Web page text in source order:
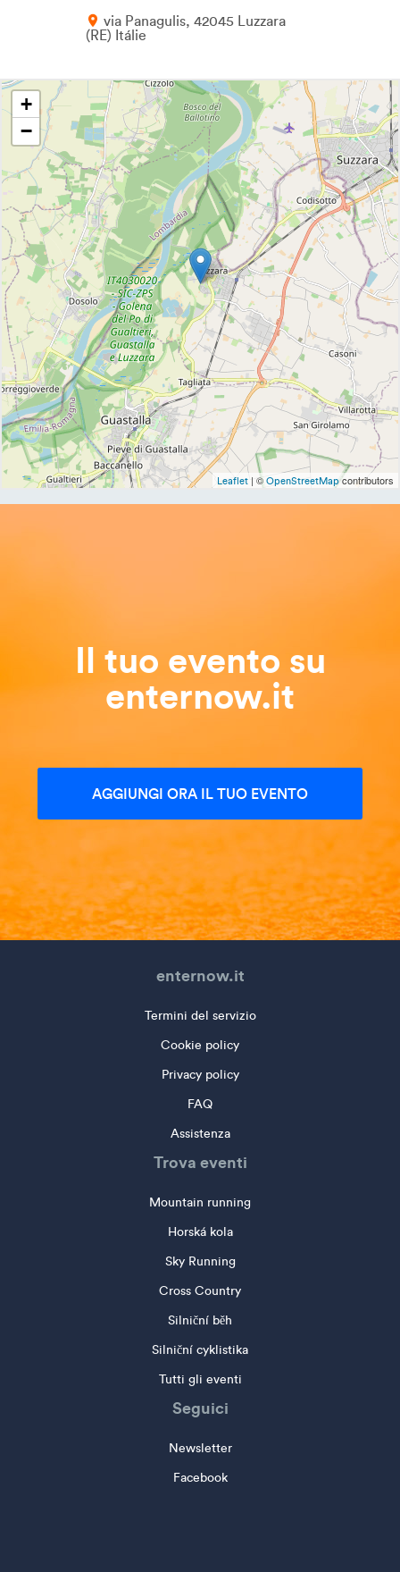
via Panagulis 42045 Luzzara
RE Itálie
+
−
Leaflet | © OpenStreetMapcontributors
Il tuo evento su
enternow.it
AGGIUNGI ORA IL TUO EVENTO
enternow.it
Termini del servizio
Cookie policy
Privacy policy
FAQ
Assistenza
Trova eventi
Mountain running
Horská kola
Sky Running
Cross Country
Silniční běh
Silniční cyklistika
Tutti gli eventi
Seguici
Newsletter
Facebook